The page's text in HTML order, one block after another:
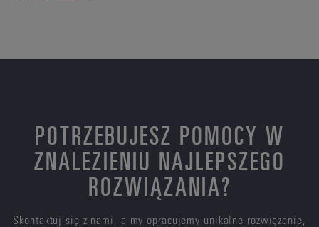
POTRZEBUJESZ POMOCY W
ZNALEZIENIU NAJLEPSZEGO
ROZWIĄZANIA?
Skontaktuj się z nami, a my opracujemy unikalne rozwiązanie,